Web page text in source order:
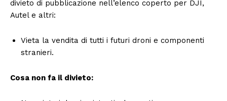
divieto di pubblicazione nell’elenco coperto per DJI,
Autel e altri:
Vieta la vendita di tutti i futuri droni e componenti
stranieri.
Cosa non fa il divieto: